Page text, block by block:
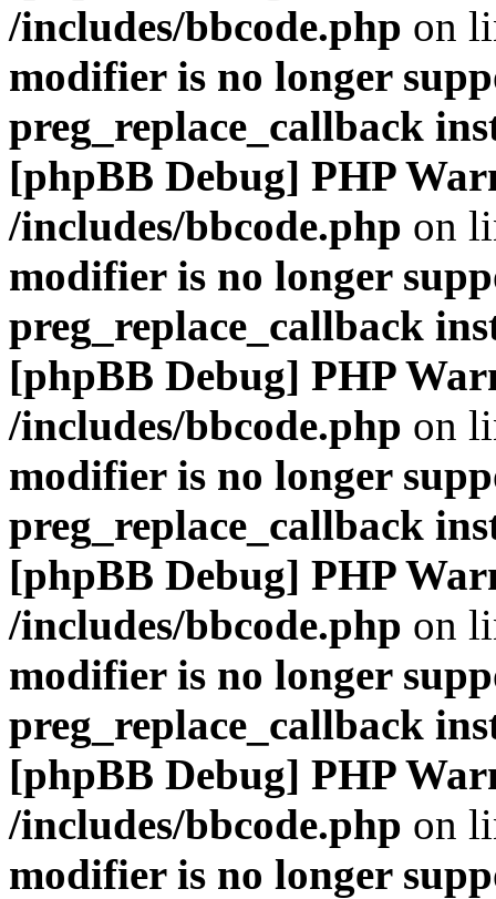
/includes/bbcode.php on
modifier is no longer
preg_replace_callback
[phpBB Debug] PHP
/includes/bbcode.php on
modifier is no longer
preg_replace_callback
[phpBB Debug] PHP
/includes/bbcode.php on
modifier is no longer
preg_replace_callback
[phpBB Debug] PHP
/includes/bbcode.php on
modifier is no longer
preg_replace_callback
[phpBB Debug] PHP
/includes/bbcode.php on
modifier is no longer